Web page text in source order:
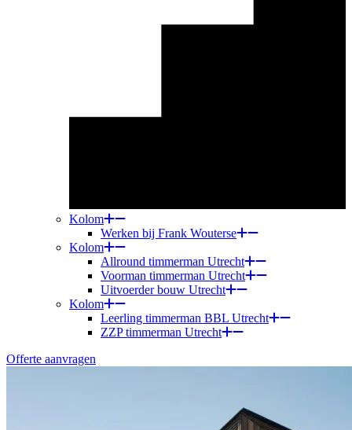
Kolom
Werken bij Frank Wouterse
Kolom
Allround timmerman Utrecht
Voorman timmerman Utrecht
Uitvoerder bouw Utrecht
Kolom
Leerling timmerman BBL Utrecht
ZZP timmerman Utrecht
Offerte aanvragen